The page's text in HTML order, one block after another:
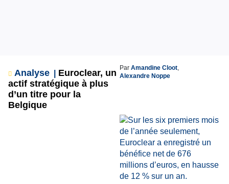
Analyse
Euroclear, un
actif stratégique à plus
d’un titre pour la
Belgique
Par Amandine Cloot,
Alexandre Noppe